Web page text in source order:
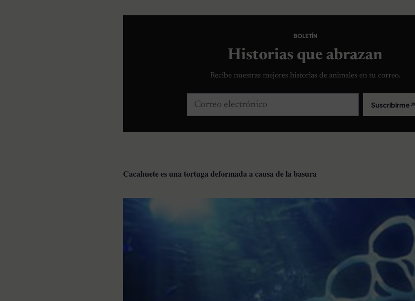
BOLETÍN
Historias que abrazan
Recibe nuestras mejores historias de animales en tu correo.
Correo electrónico Suscribirme↗
Cacahuete es una tortuga deformada a causa de la basura